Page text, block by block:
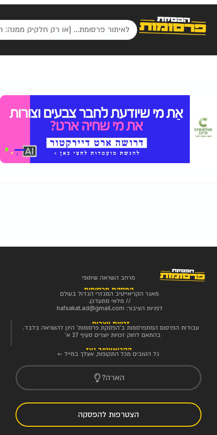
מרחב השראה שיתופי
הפסקת פרסומות
מאגר הקריאייטיב המגזרי הגדול בעולם
// מלאי מתעדכן.
לפניות הציבור: hafsakat.ad@gmail.com
זכויות יוצרים
עבודות הפרסום המתפרסמות ב'הפסקת פרסומות' הינן להשראה בלבד.
בהתאם לחוק זכויות יוצרים סעיף 27 א'
הקריאייטיב ניוז
כל הטובים מכל התקופות, אצלך במייל ←
הארה?
הצטרפות להפסקה